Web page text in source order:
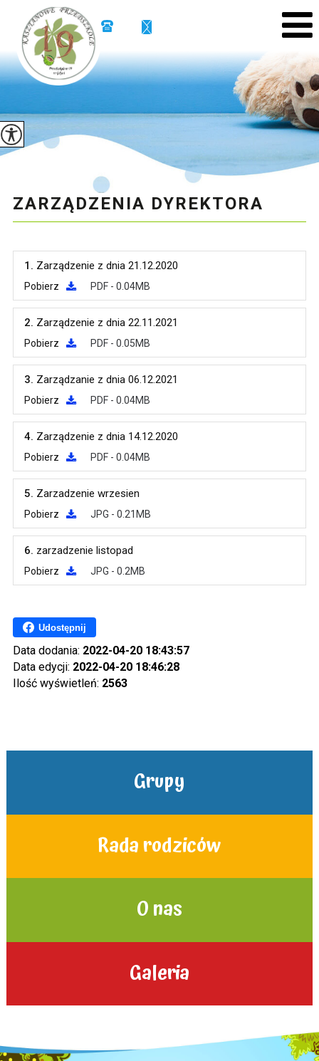
ZARZĄDZENIA DYREKTORA
1. Zarządzenie z dnia 21.12.2020
Pobierz PDF - 0.04MB
2. Zarządzenie z dnia 22.11.2021
Pobierz PDF - 0.05MB
3. Zarządzanie z dnia 06.12.2021
Pobierz PDF - 0.04MB
4. Zarządzenie z dnia 14.12.2020
Pobierz PDF - 0.04MB
5. Zarzadzenie wrzesien
Pobierz JPG - 0.21MB
6. zarzadzenie listopad
Pobierz JPG - 0.2MB
Udostępnij
Data dodania: 2022-04-20 18:43:57
Data edycji: 2022-04-20 18:46:28
Ilość wyświetleń: 2563
Grupy
Rada rodziców
O nas
Galeria